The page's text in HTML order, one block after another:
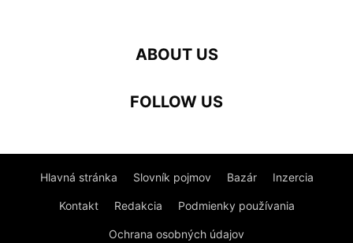
ABOUT US
FOLLOW US
Hlavná stránka Slovník pojmov Bazár Inzercia
Kontakt Redakcia Podmienky používania
Ochrana osobných údajov